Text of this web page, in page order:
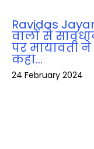
Ravidas
वालों से
पर मायावती
कहा…
24 February 2024